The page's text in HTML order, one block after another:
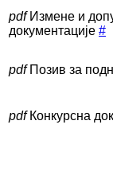
pdf Измене и
документације #
pdf Позив за
pdf Конкурсна